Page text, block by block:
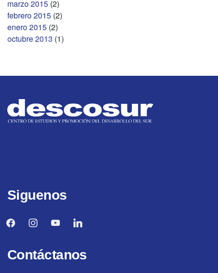
marzo 2015 (2)
febrero 2015 (2)
enero 2015 (2)
octubre 2013 (1)
Siguenos
facebookinstagramyoutubelinkedin
Contáctanos